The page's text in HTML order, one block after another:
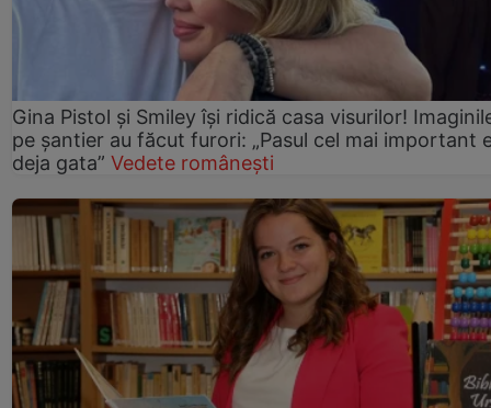
Gina Pistol și Smiley își ridică casa visurilor!
pe șantier au făcut furori: „Pasul cel mai important
deja gata” Vedete românești